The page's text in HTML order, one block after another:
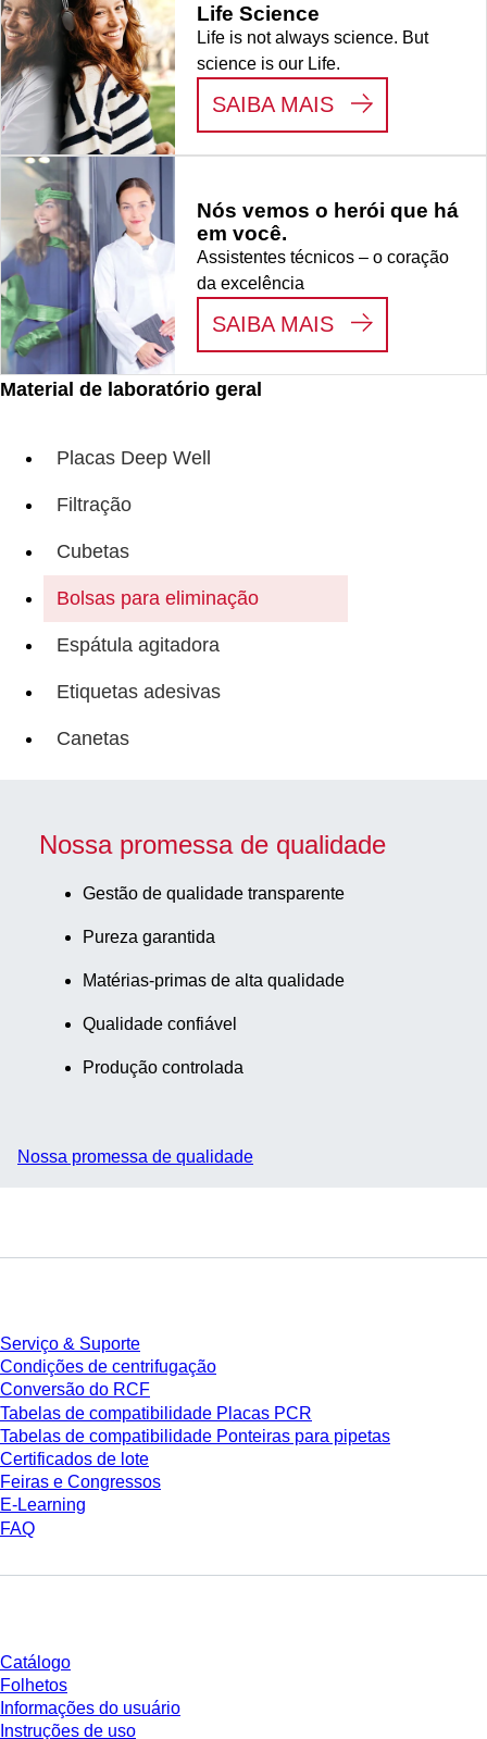
Material de laboratório geral
Placas Deep Well
Filtração
Cubetas
Bolsas para eliminação
Espátula agitadora
Etiquetas adesivas
Canetas
Life Science
Life is not always science. But
science is our Life.
SAIBA MAIS: LIFE
Nós vemos o herói que há
em você.
Assistentes técnicos – o coração
da excelência
SAIBA MAIS: NÓS
Nossa promessa de qualidade
Gestão de qualidade transparente
Pureza garantida
Matérias-primas de alta qualidade
Qualidade confiável
Produção controlada
Nossa promessa de qualidade
Serviço & Suporte
Condições de centrifugação
Conversão do RCF
Tabelas de compatibilidade Placas PCR
Tabelas de compatibilidade Ponteiras para pipetas
Certificados de lote
Feiras e Congressos
E-Learning
FAQ
Catálogo
Folhetos
Informações do usuário
Instruções de uso